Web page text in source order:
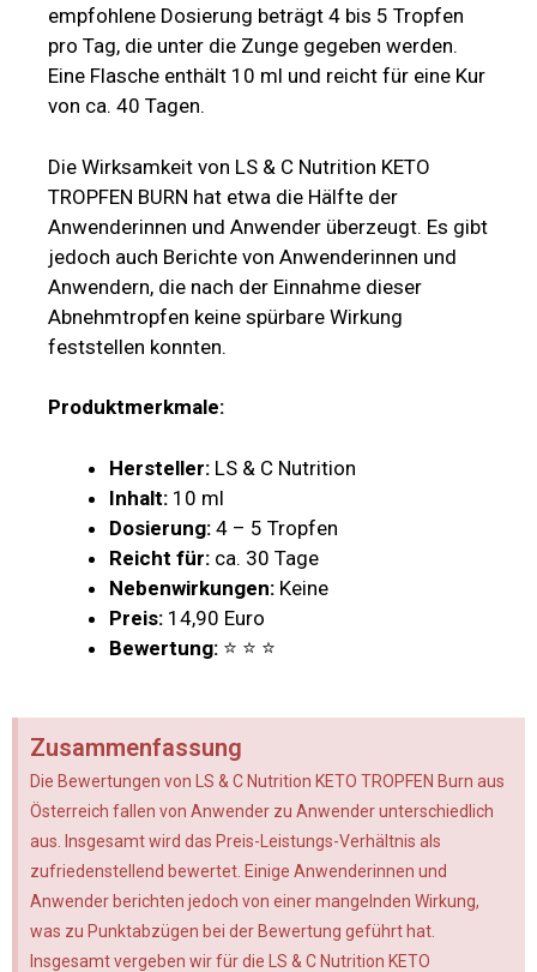
empfohlene Dosierung beträgt 4 bis 5 Tropfen
pro Tag, die unter die Zunge gegeben werden.
Eine Flasche enthält 10 ml und reicht für eine Kur
von ca. 40 Tagen.
Die Wirksamkeit von LS & C Nutrition KETO
TROPFEN BURN hat etwa die Hälfte der
Anwenderinnen und Anwender überzeugt. Es gibt
jedoch auch Berichte von Anwenderinnen und
Anwendern, die nach der Einnahme dieser
Abnehmtropfen keine spürbare Wirkung
feststellen konnten.
Produktmerkmale:
Hersteller: LS & C Nutrition
Inhalt: 10 ml
Dosierung: 4 – 5 Tropfen
Reicht für: ca. 30 Tage
Nebenwirkungen: Keine
Preis: 14,90 Euro
Bewertung: ⭐ ⭐ ⭐
Zusammenfassung
Die Bewertungen von LS & C Nutrition KETO TROPFEN Burn aus
Österreich fallen von Anwender zu Anwender unterschiedlich
aus. Insgesamt wird das Preis-Leistungs-Verhältnis als
zufriedenstellend bewertet. Einige Anwenderinnen und
Anwender berichten jedoch von einer mangelnden Wirkung,
was zu Punktabzügen bei der Bewertung geführt hat.
Insgesamt vergeben wir für die LS & C Nutrition KETO